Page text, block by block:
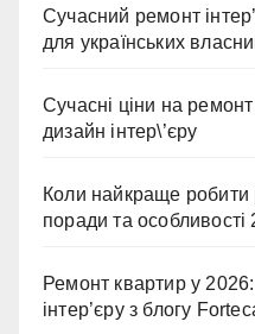
Сучасний ремонт
для українських
Сучасні ціни на
дизайн інтер\’єру
Коли найкраще робити
поради та особливості
Ремонт квартир у
інтер’єру з блогу